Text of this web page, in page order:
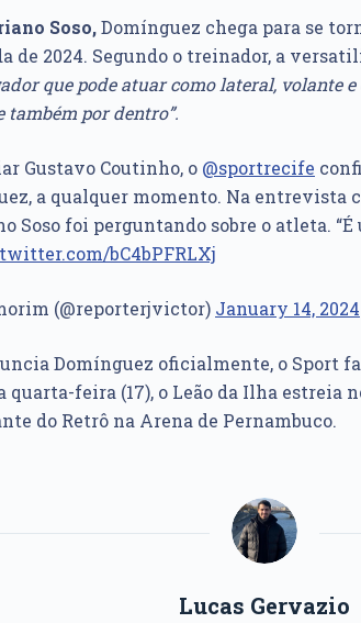
Soso,Domínguez chega para se
de 2024. Segundo o treinador, a
que pode atuar como lateral, volante
também por dentro”.
Gustavo Coutinho, o @sportrecife
a qualquer momento. Na entrevista
Soso foi perguntando sobre o atleta.
bC4bPFRLXj
(@reporterjvictor) January 14, 2024
Domínguez oficialmente, o Sport
quarta-feira (17), o Leão da Ilha estreia
do Retrô na Arena de Pernambuco.
Lucas Gervazio